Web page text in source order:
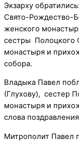
Экзарху
Свято-Рождество-
женского
сестры Полоцкого
монастыря и
собора.
Владыка Павел
(Глухову), сестер
монастыря и
слова
Митрополит Павел